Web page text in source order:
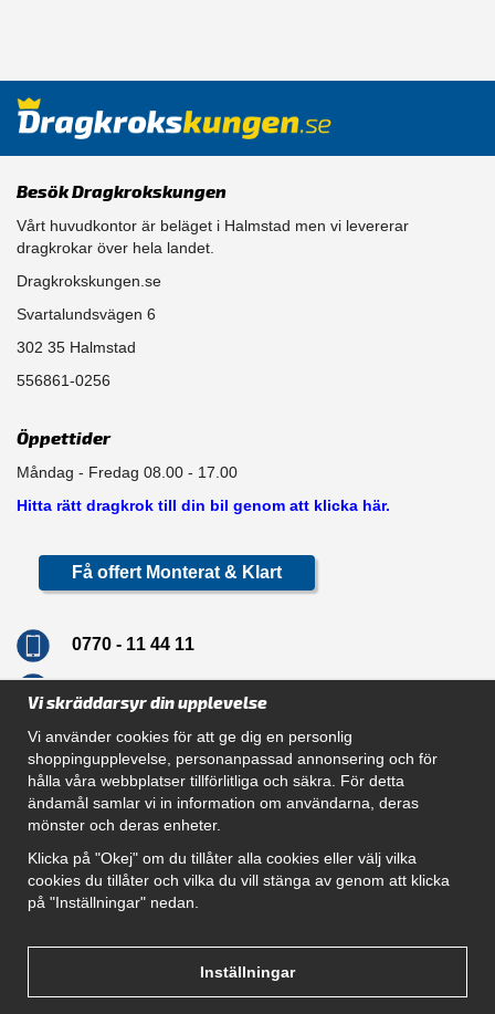
Besök Dragkrokskungen
Vårt huvudkontor är beläget i Halmstad men vi levererar
dragkrokar över hela landet.
Dragkrokskungen.se
Svartalundsvägen 6
302 35 Halmstad
556861-0256
Öppettider
Måndag - Fredag 08.00 - 17.00
Hitta rätt dragkrok till din bil genom att klicka här.
Få offert Monterat & Klart
0770 - 11 44 11
Navigation
Hur beställer jag
Gör Det Själv Paket
Montera dragkrok
SUPPORT
Villkor
Vi skräddarsyr din upplevelse
Vi använder cookies för att ge dig en personlig
shoppingupplevelse, personanpassad annonsering och för
hålla våra webbplatser tillförlitliga och säkra. För detta
ändamål samlar vi in information om användarna, deras
mönster och deras enheter.
Klicka på "Okej" om du tillåter alla cookies eller välj vilka
cookies du tillåter och vilka du vill stänga av genom att klicka
på "Inställningar" nedan.
Inställningar